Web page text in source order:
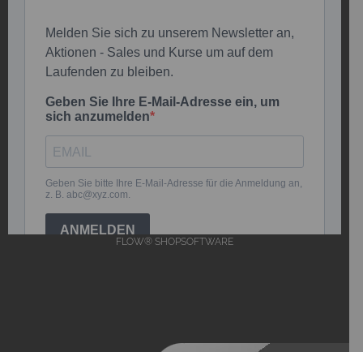
FLOW® SHOPSOFTWARE